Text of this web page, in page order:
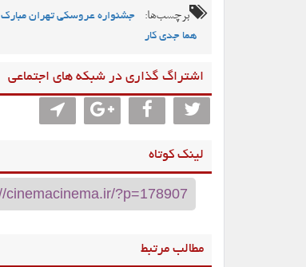
برچسب‌ها: جشنواره عروسکی تهران مبارک
هما جدی کار
اشتراگ گذاری در شبکه های اجتماعی
لینک کوتاه
مطالب مرتبط